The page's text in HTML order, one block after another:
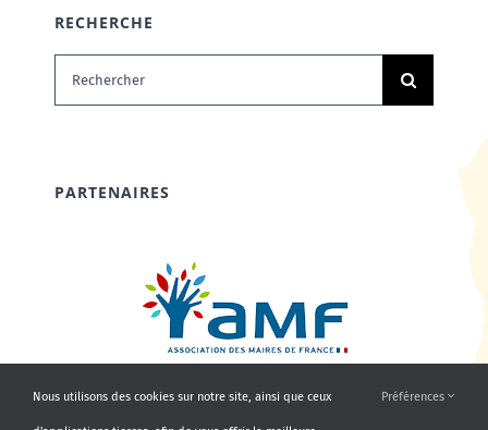
RECHERCHE
Rechercher:
PARTENAIRES
Nous utilisons des cookies sur notre site, ainsi que ceux Préférences